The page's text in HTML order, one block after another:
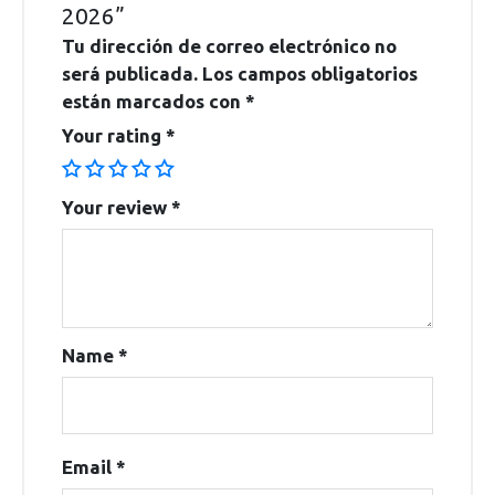
2026”
Tu dirección de correo electrónico no
será publicada. Los campos obligatorios
están marcados con *
Your rating *
Your review *
Name *
Email *